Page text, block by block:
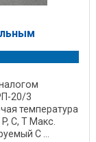
20/3
температура
C, T Макс.
С ...